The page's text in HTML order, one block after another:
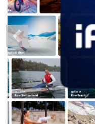
Previous